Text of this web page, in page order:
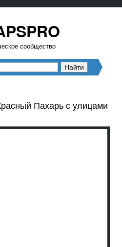
сообщество
Пахарь с улицами